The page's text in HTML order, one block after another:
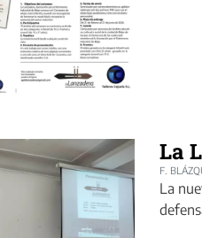
La
F.
La